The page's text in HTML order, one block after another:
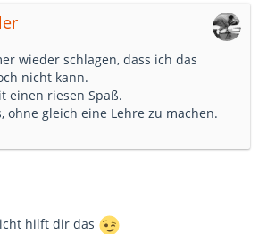
wieder schlagen, dass ich das
nicht kann.
einen riesen Spaß.
ohne gleich eine Lehre zu machen.
hilft dir das